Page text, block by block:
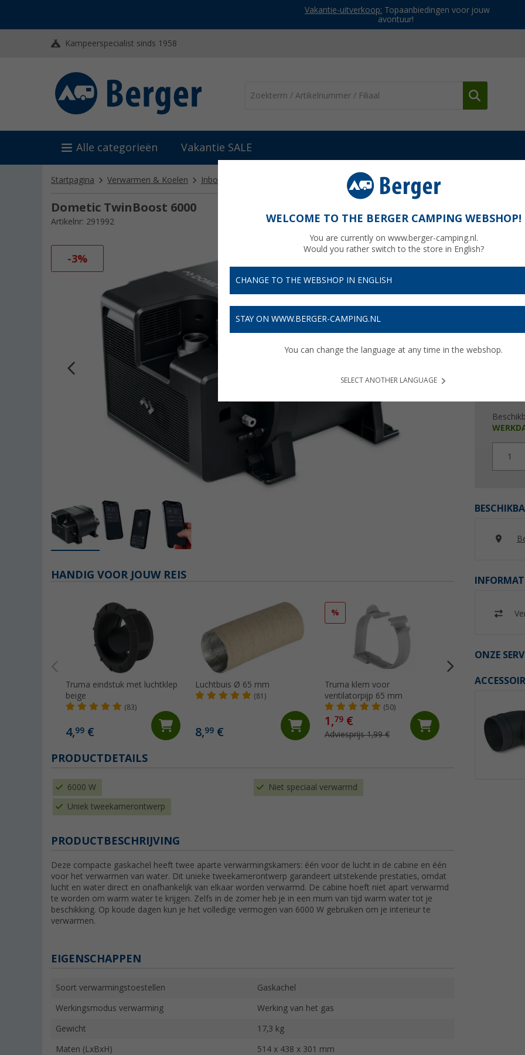
Vakantie-uitverkoop: Topaanbiedingen voor jouw
avontuur!
Kampeerspecialist sinds 1958
Alle categorieën Vakantie SALE
Startpagina Verwarmen & Koelen Inbouwkachels Dometic TwinBoost 6000
Dometic TwinBoost 6000
Artikelnr: 291992
-3%
1
ONZE
HANDIG VOOR JOUW REIS
Truma eindstuk met luchtklep
beige
(83)
4,99 €
Luchtbuis Ø 65 mm
(81)
8,99 €
%
Truma klem voor
ventilatorpijp 65 mm
(50)
1,79 €
Adviesprijs 1,99 €
Truma
Adviesprijs 19,99 €
(€ 18,99 / 1 m)
PRODUCTDETAILS
6000 W Niet speciaal verwarmd
Uniek tweekamerontwerp
PRODUCTBESCHRIJVING
Deze compacte gaskachel heeft twee aparte verwarmingskamers: één voor de lucht in de cabine en één
voor het verwarmen van water. Dit unieke tweekamerontwerp garandeert uitstekende prestaties, omdat
lucht en water direct en onafhankelijk van elkaar worden verwarmd. De cabine hoeft niet apart verwarmd
te worden om warm water te krijgen. Zelfs in de zomer heb je in een mum van tijd warm water tot je
beschikking. Op koude dagen kun je het volledige vermogen van 6000 W gebruiken om je interieur te
verwarmen.
EIGENSCHAPPEN
Soort verwarmingstoestellen Gaskachel
Werkingsmodus verwarming Werking van het gas
Gewicht 17,3 kg
Maten (LxBxH) 514 x 438 x 301 mm
WELCOME TO THE BERGER CAMPING WEBSHOP!
You are currently on www.berger-camping.nl.
Would you rather switch to the store in English?
CHANGE TO THE WEBSHOP IN ENGLISH
STAY ON WWW.BERGER-CAMPING.NL
You can change the language at any time in the webshop.
SELECT ANOTHER LANGUAGE